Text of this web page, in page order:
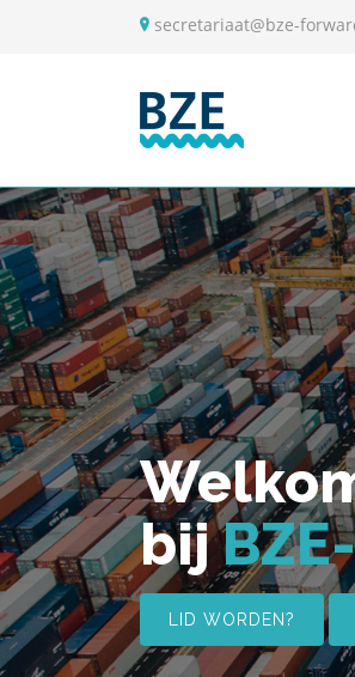
secretariaat@bze-
bij
LID WORDEN?